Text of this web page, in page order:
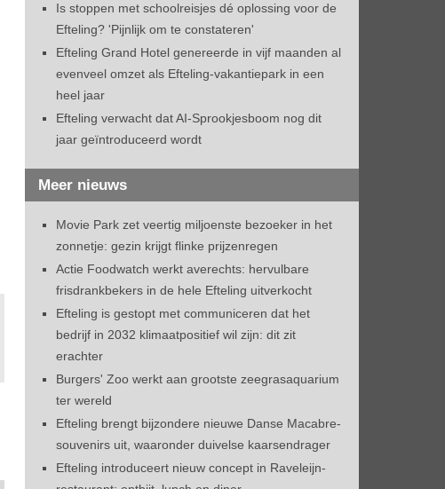
Is stoppen met schoolreisjes dé oplossing voor de
Efteling? 'Pijnlijk om te constateren'
Efteling Grand Hotel genereerde in vijf maanden al
evenveel omzet als Efteling-vakantiepark in een
heel jaar
Efteling verwacht dat AI-Sprookjesboom nog dit
jaar geïntroduceerd wordt
Meer nieuws
Movie Park zet veertig miljoenste bezoeker in het
zonnetje: gezin krijgt flinke prijzenregen
Actie Foodwatch werkt averechts: hervulbare
frisdrankbekers in de hele Efteling uitverkocht
Efteling is gestopt met communiceren dat het
bedrijf in 2032 klimaatpositief wil zijn: dit zit
erachter
Burgers' Zoo werkt aan grootste zeegrasaquarium
ter wereld
Efteling brengt bijzondere nieuwe Danse Macabre-
souvenirs uit, waaronder duivelse kaarsendrager
Efteling introduceert nieuw concept in Raveleijn-